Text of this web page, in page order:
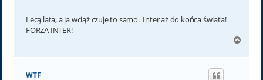
Lecą lata, a ja wciąż czuje to samo. Inter aż do końca świata!
FORZA INTER!
g
WTF